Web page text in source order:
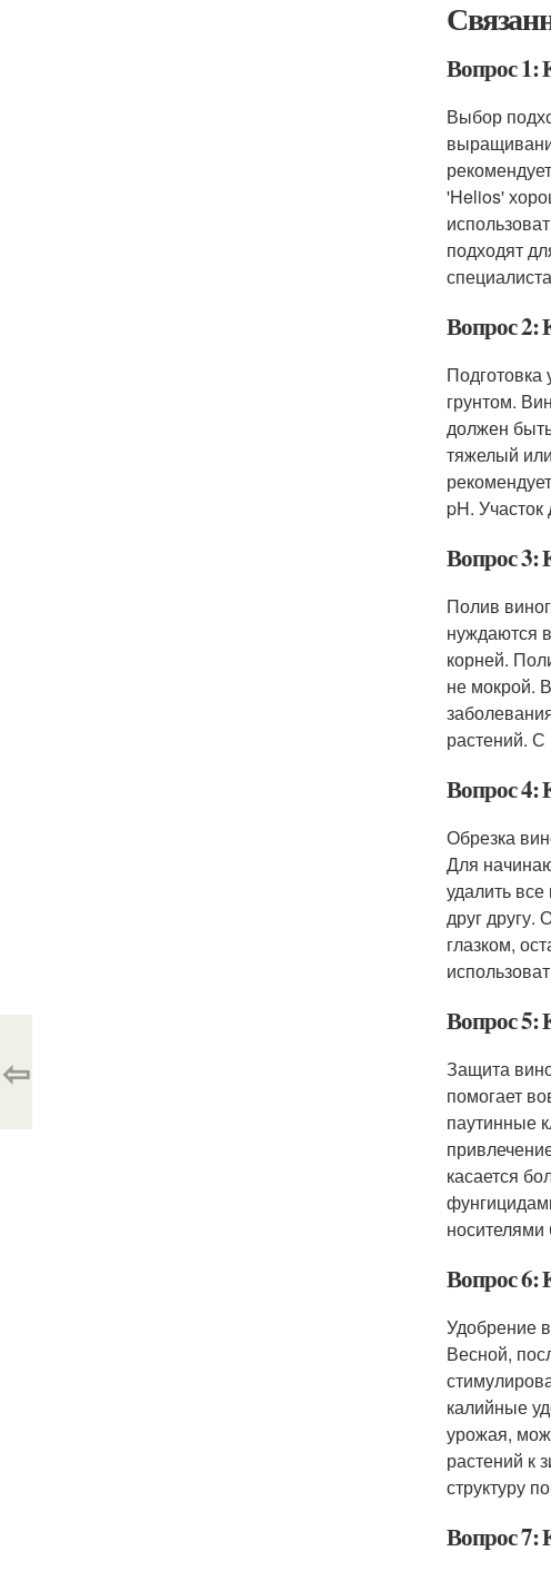
Вопрос 1:
Выбор
'Helios'
подходят
Вопрос 2:
грунтом.
должен
тяжелый
pH.
Вопрос 3:
Полив
нуждаются
корней.
не мокрой.
растений.
Вопрос 4:
Обрезка
Для
удалить
друг другу.
глазком,
Вопрос 5:
Защита
помогает
паутинные
касается
носителями
Вопрос 6:
Удобрение
Весной,
калийные
урожая,
растений к
структуру
Вопрос 7:
⇦